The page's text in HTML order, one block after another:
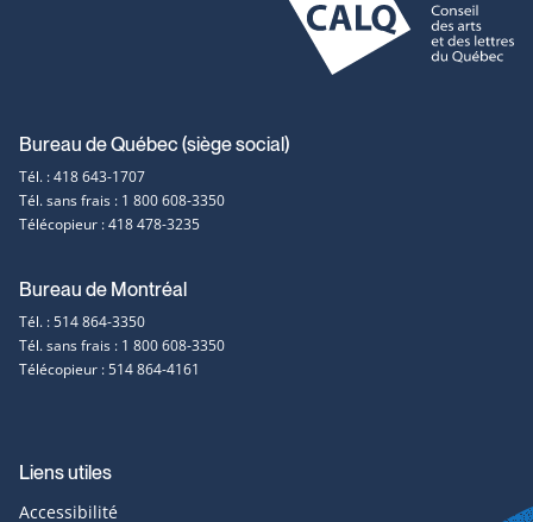
Coordonnées
et
contact
Bureau de Québec (siège social)
Tél. : 418 643-1707
Tél. sans frais : 1 800 608-3350
Télécopieur : 418 478-3235
Bureau de Montréal
Tél. : 514 864-3350
Tél. sans frais : 1 800 608-3350
Télécopieur : 514 864-4161
Liens utiles
Accessibilité